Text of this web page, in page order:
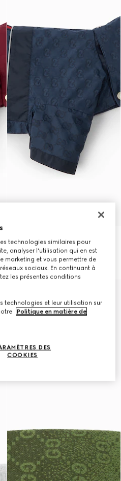
Imperméable pour animal en
nylon GG
€750
technologies similaires pour
analyser l'utilisation qui en est
marketing et vous permettre de
sociaux. En continuant à
les présentes conditions
technologies et leur utilisation sur
Politique en matière de
DES
COOKIES